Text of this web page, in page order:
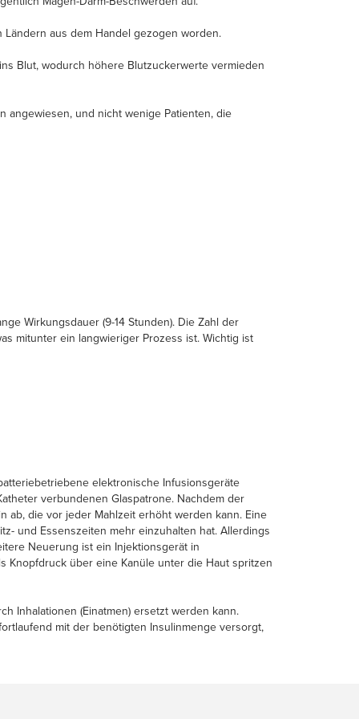
aus dem Handel gezogen worden.
Blut, wodurch höhere Blutzuckerwerte vermieden
angewiesen, und nicht wenige Patienten, die
Wirkungsdauer (9-14 Stunden). Die Zahl der
mitunter ein langwieriger Prozess ist. Wichtig ist
elektronische Infusionsgeräte
verbundenen Glaspatrone. Nachdem der
ab, die vor jeder Mahlzeit erhöht werden kann. Eine
und Essenszeiten mehr einzuhalten hat. Allerdings
Neuerung ist ein Injektionsgerät in
Knopfdruck über eine Kanüle unter die Haut spritzen
Inhalationen (Einatmen) ersetzt werden kann.
mit der benötigten Insulinmenge versorgt,